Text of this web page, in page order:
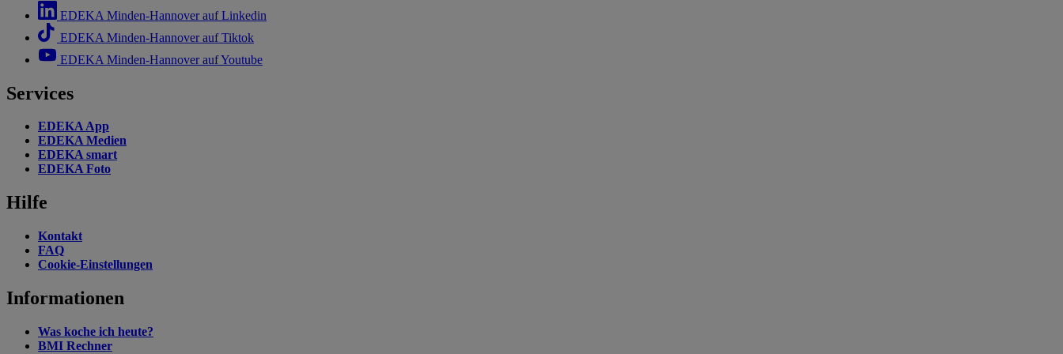
EDEKA Minden-Hannover auf Linkedin
EDEKA Minden-Hannover auf Tiktok
EDEKA Minden-Hannover auf Youtube
Services
EDEKA App
EDEKA Medien
EDEKA smart
EDEKA Foto
Hilfe
Kontakt
FAQ
Cookie-Einstellungen
Informationen
Was koche ich heute?
BMI Rechner